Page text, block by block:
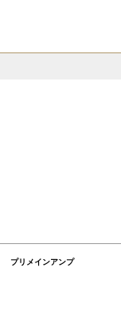
プリメインアンプ